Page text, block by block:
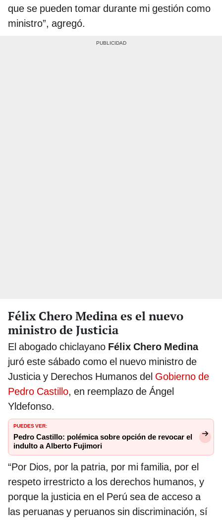
que se pueden tomar durante mi gestión como
ministro”, agregó.
Félix Chero Medina es el nuevo
ministro de Justicia
El abogado chiclayano Félix Chero Medina
juró este sábado como el nuevo ministro de
Justicia y Derechos Humanos del Gobierno de
Pedro Castillo, en reemplazo de Ángel
Yldefonso.
PUEDES VER:
Pedro Castillo: polémica sobre opción de revocar el
indulto a Alberto Fujimori
“Por Dios, por la patria, por mi familia, por el
respeto irrestricto a los derechos humanos, y
porque la justicia en el Perú sea de acceso a
las peruanas y peruanos sin discriminación, sí